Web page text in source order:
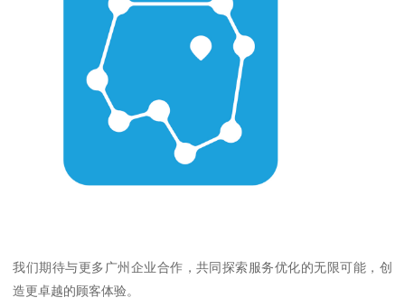
我们期待与更多广州企业合作，共同探索服务优化的无限可能，创
造更卓越的顾客体验。